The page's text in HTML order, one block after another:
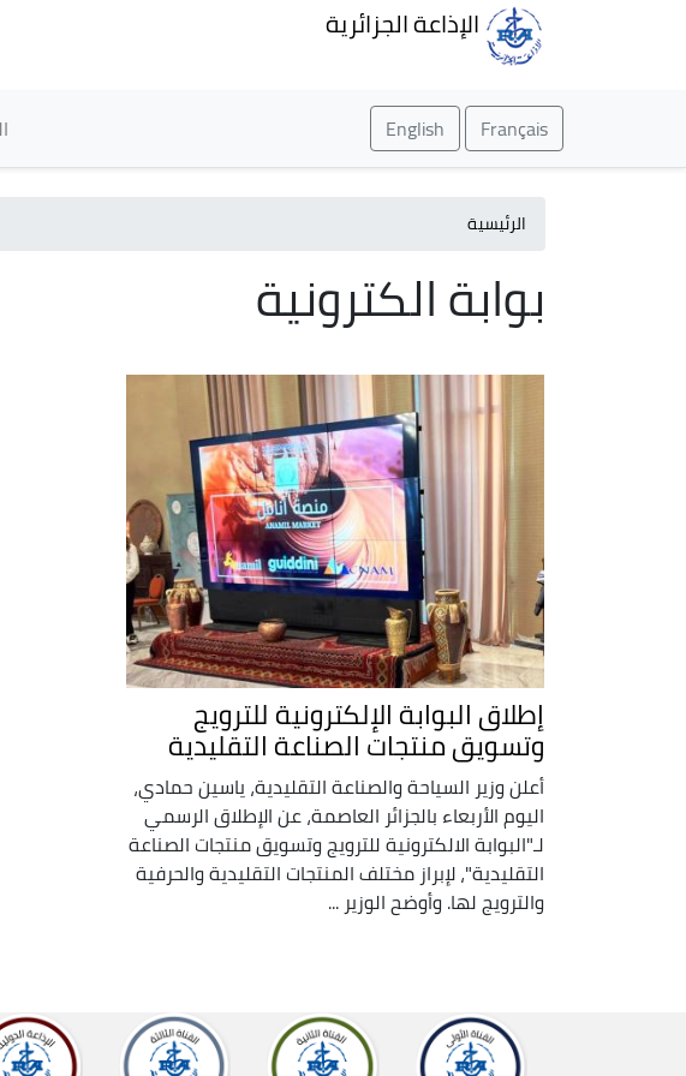
الإذاعة الجزائرية
Français
English
الرئيسية
بوابة الكترونية
إطلاق البوابة الإلكترونية للترويج
وتسويق منتجات الصناعة التقليدية
أعلن وزير السياحة والصناعة التقليدية، ياسين حمادي،
اليوم الأربعاء بالجزائر العاصمة، عن الإطلاق الرسمي
لـ"البوابة الالكترونية للترويج وتسويق منتجات الصناعة
التقليدية"، لإبراز مختلف المنتجات التقليدية والحرفية
والترويج لها. وأوضح الوزير ...